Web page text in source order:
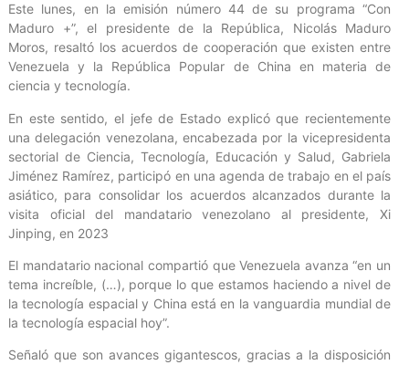
Este lunes, en la emisión número 44 de su programa “Con
Maduro +”, el presidente de la República, Nicolás Maduro
Moros, resaltó los acuerdos de cooperación que existen entre
Venezuela y la República Popular de China en materia de
ciencia y tecnología.
En este sentido, el jefe de Estado explicó que recientemente
una delegación venezolana, encabezada por la vicepresidenta
sectorial de Ciencia, Tecnología, Educación y Salud, Gabriela
Jiménez Ramírez, participó en una agenda de trabajo en el país
asiático, para consolidar los acuerdos alcanzados durante la
visita oficial del mandatario venezolano al presidente, Xi
Jinping, en 2023
El mandatario nacional compartió que Venezuela avanza “en un
tema increíble, (…), porque lo que estamos haciendo a nivel de
la tecnología espacial y China está en la vanguardia mundial de
la tecnología espacial hoy”.
Señaló que son avances gigantescos, gracias a la disposición